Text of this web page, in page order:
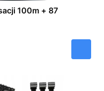
100m + 87